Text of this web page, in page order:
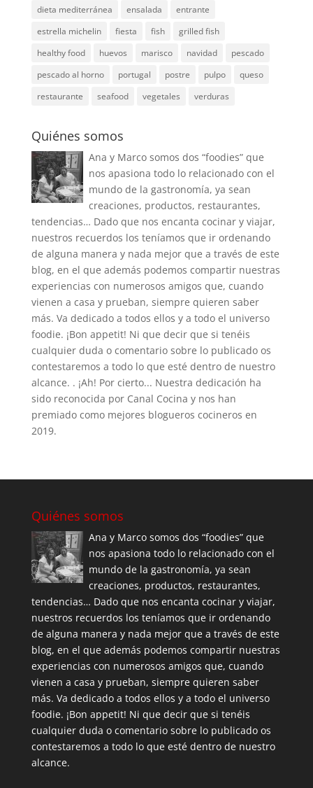
dieta mediterránea
ensalada
entrante
estrella michelin
fiesta fish
grilled fish
healthy food
huevos marisco navidad
pescado
pescado al horno
portugal postre pulpo
queso
restaurante
seafood vegetales verduras
Quiénes somos
Ana y Marco somos dos “foodies” que
nos apasiona todo lo relacionado con el
mundo de la gastronomía, ya sean
creaciones, productos, restaurantes,
tendencias… Dado que nos encanta cocinar y viajar,
nuestros recuerdos los teníamos que ir ordenando
de alguna manera y nada mejor que a través de este
blog, en el que además podemos compartir nuestras
experiencias con numerosos amigos que, cuando
vienen a casa y prueban, siempre quieren saber
más. Va dedicado a todos ellos y a todo el universo
foodie. ¡Bon appetit! Ni que decir que si tenéis
cualquier duda o comentario sobre lo publicado os
contestaremos a todo lo que esté dentro de nuestro
alcance. . ¡Ah! Por cierto... Nuestra dedicación ha
sido reconocida por Canal Cocina y nos han
premiado como mejores blogueros cocineros en
2019.
Quiénes somos
Ana y Marco somos dos “foodies” que
nos apasiona todo lo relacionado con el
mundo de la gastronomía, ya sean
creaciones, productos, restaurantes,
tendencias… Dado que nos encanta cocinar y viajar,
nuestros recuerdos los teníamos que ir ordenando
de alguna manera y nada mejor que a través de este
blog, en el que además podemos compartir nuestras
experiencias con numerosos amigos que, cuando
vienen a casa y prueban, siempre quieren saber
más. Va dedicado a todos ellos y a todo el universo
foodie. ¡Bon appetit! Ni que decir que si tenéis
cualquier duda o comentario sobre lo publicado os
contestaremos a todo lo que esté dentro de nuestro
alcance.